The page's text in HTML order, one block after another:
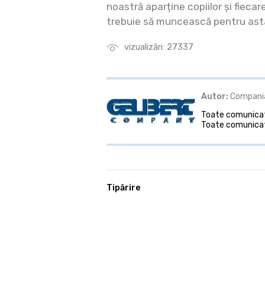
vizualizări: 27337
noastră aparține copiilor și
trebuie să muncească pentru
Autor:
Toate
Toate
Tipărire